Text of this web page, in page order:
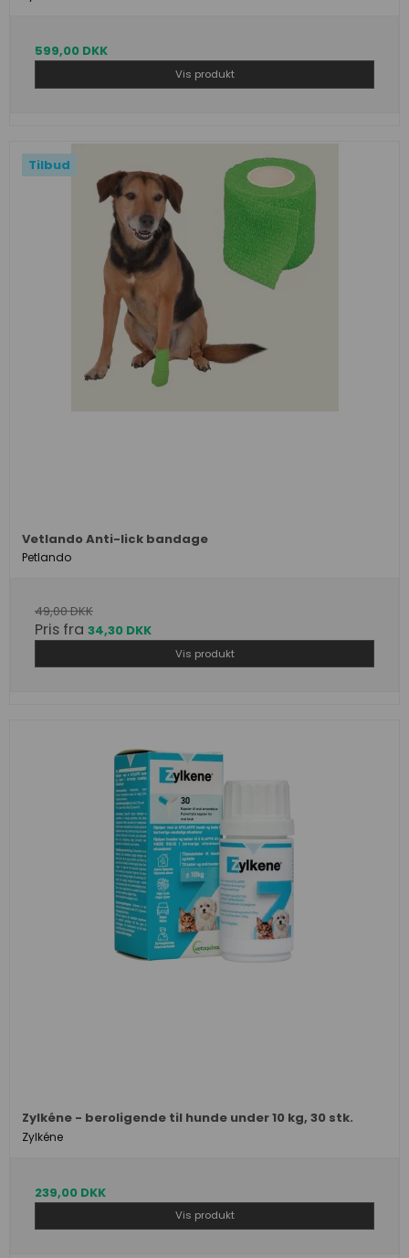
599,00 DKK
Vis produkt
Tilbud
Vetlando Anti-lick bandage
Petlando
49,00 DKK
Pris fra 34,30 DKK
Vis produkt
Zylkéne - beroligende til hunde under 10 kg, 30 stk.
Zylkéne
239,00 DKK
Vis produkt